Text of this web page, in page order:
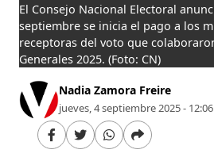
El Consejo Nacional Electoral
septiembre se inicia el pago a los
receptoras del voto que
Generales 2025. (Foto: CN)
Nadia Zamora Freire
jueves, 4 septiembre 2025 - 12:06